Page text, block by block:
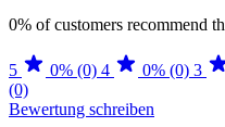
0% of customers recommend
5 0% (0) 4 0% (0) 3
(0)
Bewertung schreiben